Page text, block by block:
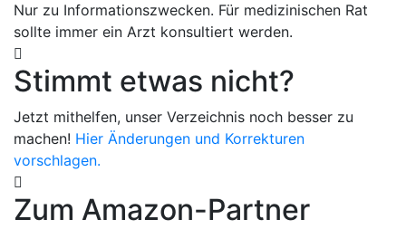
Nur zu Informationszwecken. Für medizinischen Rat
sollte immer ein Arzt konsultiert werden.
Stimmt etwas nicht?
Jetzt mithelfen, unser Verzeichnis noch besser zu
machen! Hier Änderungen und Korrekturen
vorschlagen.
Zum Amazon-Partner